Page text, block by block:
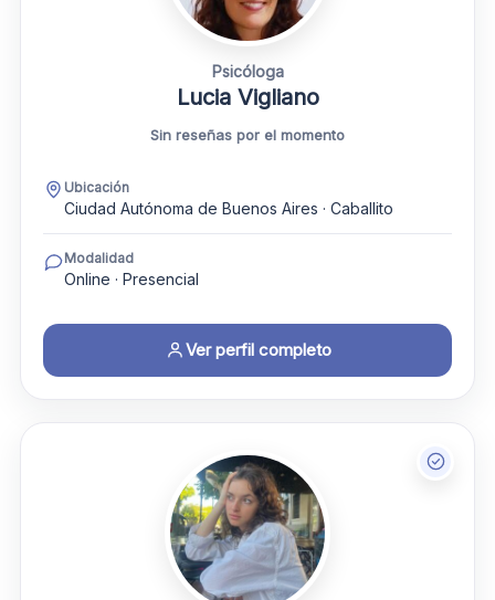
Psicóloga
Lucia Vigliano
Sin reseñas por el momento
Ubicación
Ciudad Autónoma de Buenos Aires · Caballito
Modalidad
Online · Presencial
Ver perfil completo